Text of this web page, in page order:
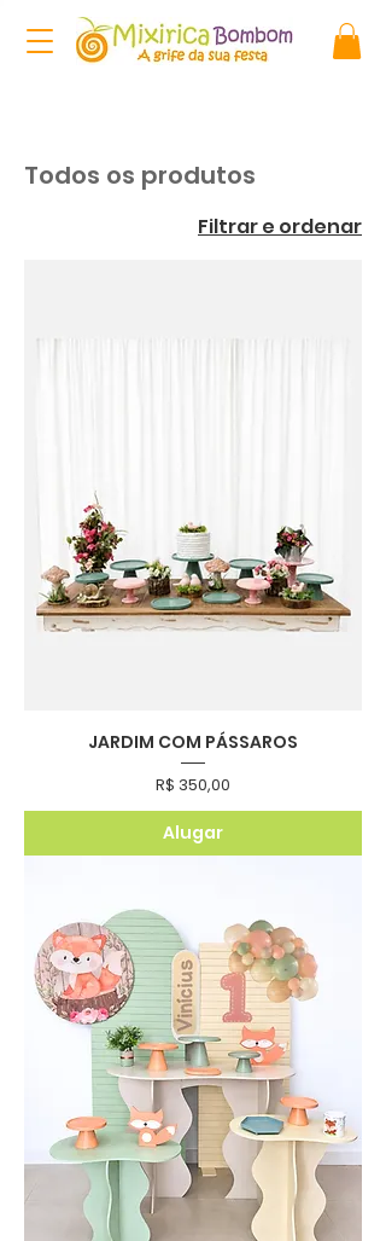
Todos os produtos
Filtrar e ordenar
JARDIM COM PÁSSAROS
Preço
R$ 350,00
Alugar